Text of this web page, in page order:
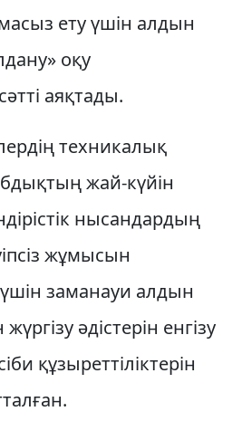
ету үшін алдын
оқу
аяқтады.
техникалық
жай-күйін
нысандардың
жұмысын
заманауи алдын
әдістерін енгізу
құзыреттіліктерін